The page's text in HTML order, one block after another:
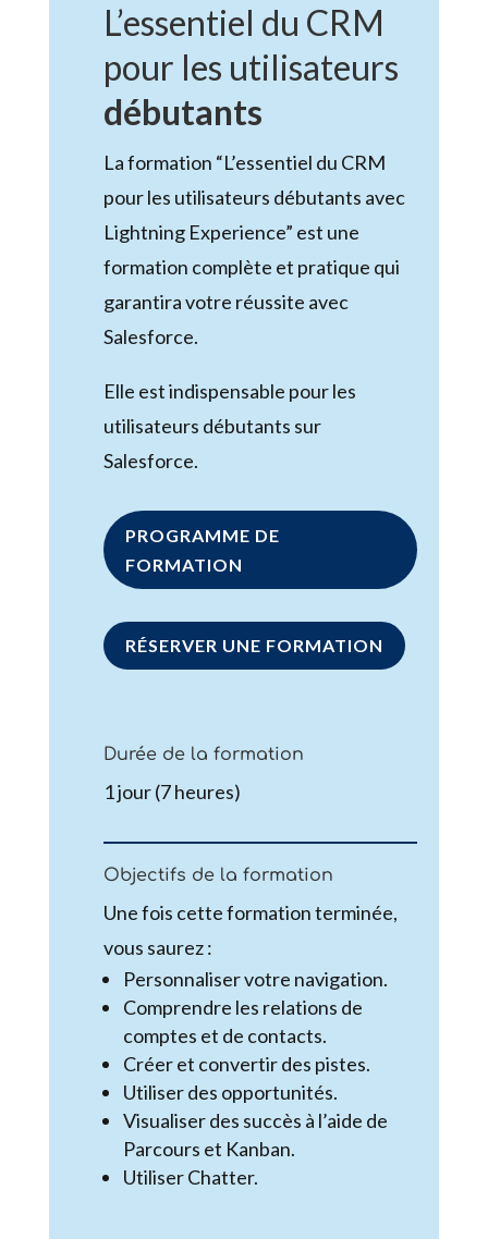
L’essentiel du CRM
pour les utilisateurs
débutants
La formation “L’essentiel du CRM
pour les utilisateurs débutants avec
Lightning Experience” est une
formation complète et pratique qui
garantira votre réussite avec
Salesforce.
Elle est indispensable pour les
utilisateurs débutants sur
Salesforce.
PROGRAMME DE
FORMATION
RÉSERVER UNE FORMATION
Durée de la formation
1 jour (7 heures)
Objectifs de la formation
Une fois cette formation terminée,
vous saurez :
Personnaliser votre navigation.
Comprendre les relations de
comptes et de contacts.
Créer et convertir des pistes.
Utiliser des opportunités.
Visualiser des succès à l’aide de
Parcours et Kanban.
Utiliser Chatter.